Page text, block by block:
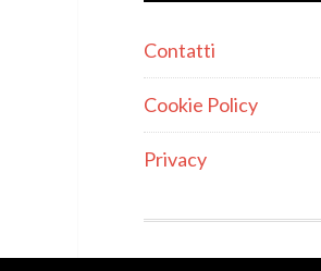
Contatti
Cookie Policy
Privacy